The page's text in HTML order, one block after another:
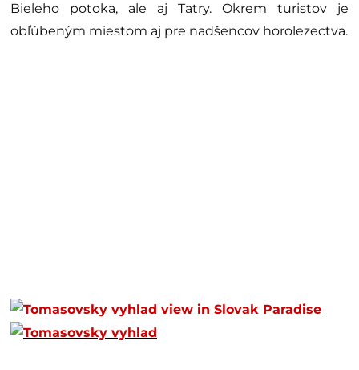
Bieleho potoka, ale aj Tatry. Okrem turistov je
obľúbeným miestom aj pre nadšencov horolezectva.